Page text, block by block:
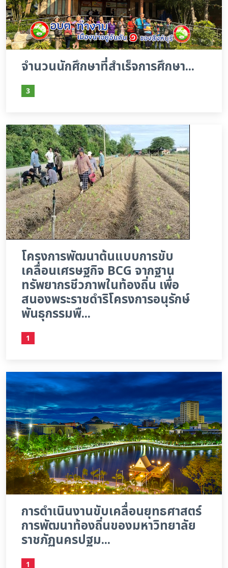
จำนวนนักศึกษาที่สำเร็จการศึกษา...
3
โครงการพัฒนาต้นแบบการขับ
เคลื่อนเศรษฐกิจ BCG จากฐาน
ทรัพยากรชีวภาพในท้องถิ่น เพื่อ
สนองพระราชดำริโครงการอนุรักษ์
พันธุกรรมพื...
1
การดำเนินงานขับเคลื่อนยุทธศาสตร์
การพัฒนาท้องถิ่นของมหาวิทยาลัย
ราชภัฏนครปฐม...
1